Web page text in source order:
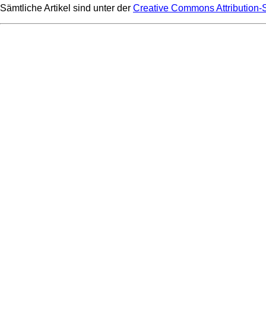
Sämtliche Artikel sind unter der Creative Commons